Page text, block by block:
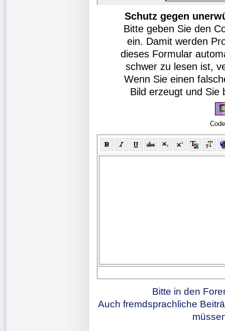
Schutz gegen
Bitte geben Sie den
ein. Damit werden
dieses Formular
schwer zu lesen ist,
Wenn Sie einen
Bild erzeugt und Sie
Bitte in den
Auch fremdsprachliche